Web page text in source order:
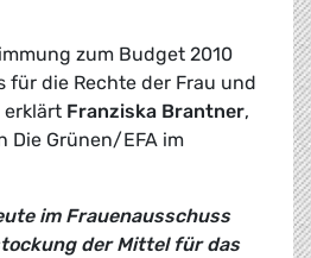
zum Budget 2010
für die Rechte der Frau und
erklärt Franziska Brantner,
Die Grünen/EFA im
im Frauenausschuss
der Mittel für das